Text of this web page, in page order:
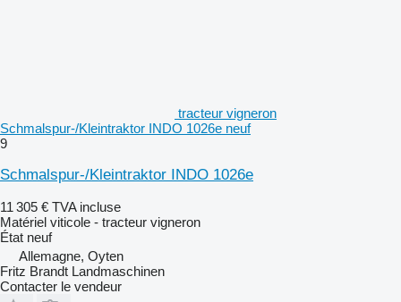
tracteur vigneron
Schmalspur-/Kleintraktor INDO 1026e neuf
9
Schmalspur-/Kleintraktor INDO 1026e
11 305 € TVA incluse
Matériel viticole - tracteur vigneron
État neuf
Allemagne, Oyten
Fritz Brandt Landmaschinen
Contacter le vendeur